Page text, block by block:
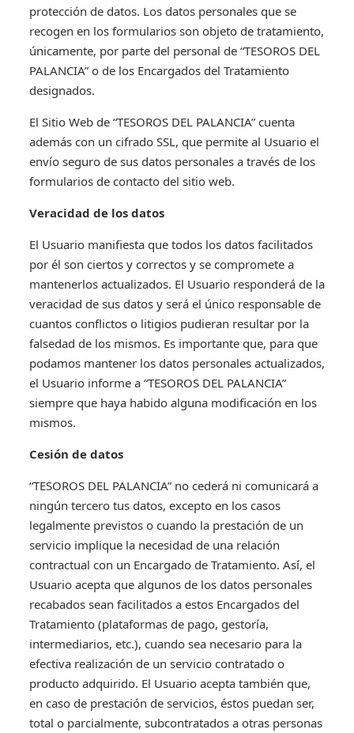
protección de datos. Los datos personales que se
recogen en los formularios son objeto de tratamiento,
únicamente, por parte del personal de “TESOROS DEL
PALANCIA” o de los Encargados del Tratamiento
designados.
El Sitio Web de “TESOROS DEL PALANCIA” cuenta
además con un cifrado SSL, que permite al Usuario el
envío seguro de sus datos personales a través de los
formularios de contacto del sitio web.
Veracidad de los datos
El Usuario manifiesta que todos los datos facilitados
por él son ciertos y correctos y se compromete a
mantenerlos actualizados. El Usuario responderá de la
veracidad de sus datos y será el único responsable de
cuantos conflictos o litigios pudieran resultar por la
falsedad de los mismos. Es importante que, para que
podamos mantener los datos personales actualizados,
el Usuario informe a “TESOROS DEL PALANCIA”
siempre que haya habido alguna modificación en los
mismos.
Cesión de datos
“TESOROS DEL PALANCIA” no cederá ni comunicará a
ningún tercero tus datos, excepto en los casos
legalmente previstos o cuando la prestación de un
servicio implique la necesidad de una relación
contractual con un Encargado de Tratamiento. Así, el
Usuario acepta que algunos de los datos personales
recabados sean facilitados a estos Encargados del
Tratamiento (plataformas de pago, gestoría,
intermediarios, etc.), cuando sea necesario para la
efectiva realización de un servicio contratado o
producto adquirido. El Usuario acepta también que,
en caso de prestación de servicios, éstos puedan ser,
total o parcialmente, subcontratados a otras personas